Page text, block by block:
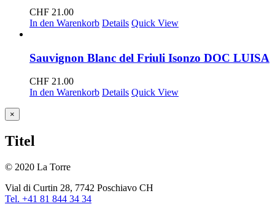
CHF 21.00
In den Warenkorb Details Quick View
Sauvignon Blanc del Friuli Isonzo DOC LUISA
CHF 21.00
In den Warenkorb Details Quick View
Close
product
view
×
Titel
© 2020 La Torre
Vial di Curtin 28, 7742 Poschiavo CH
Tel. +41 81 844 34 34